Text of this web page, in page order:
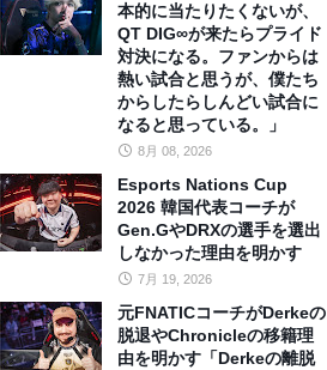
本的に当たりたくないが、
QT DIG∞が来たらプライド
対決になる。ファンからは
熱い試合と思うが、僕たち
からしたらしんどい試合に
なると思っている。」
8月 08, 2026
Esports Nations Cup
2026 韓国代表コーチが
Gen.GやDRXの選手を選出
しなかった理由を明かす
7月 19, 2026
元FNATICコーチがDerkeの
脱退やChronicleの移籍理
由を明かす「Derkeの離脱